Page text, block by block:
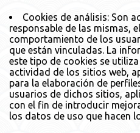
Cookies de análisis: Son
responsable de las mismas,
comportamiento de los
que están vinculadas. La
este tipo de cookies se
actividad de los sitios web,
para la elaboración de
usuarios de dichos sitios,
con el fin de introducir
los datos de uso que hacen